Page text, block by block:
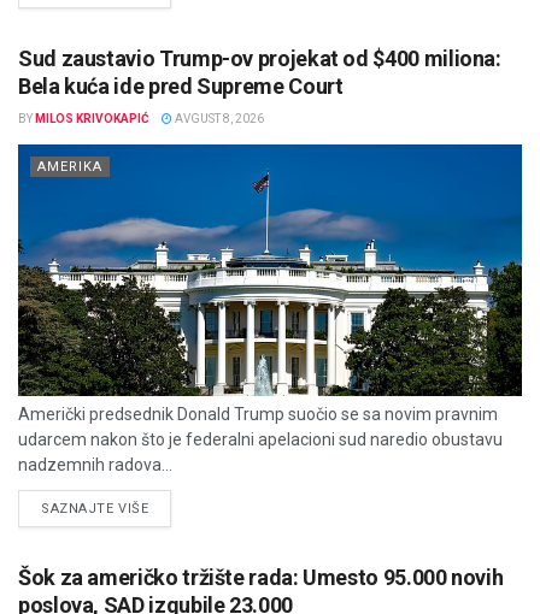
Sud zaustavio Trump-ov projekat od $400 miliona:
Bela kuća ide pred Supreme Court
BY MILOS KRIVOKAPIĆ AVGUST 8, 2026
AMERIKA
Američki predsednik Donald Trump suočio se sa novim pravnim
udarcem nakon što je federalni apelacioni sud naredio obustavu
nadzemnih radova...
SAZNAJTE VIŠEDETAILS
Šok za američko tržište rada: Umesto 95.000 novih
poslova, SAD izgubile 23.000